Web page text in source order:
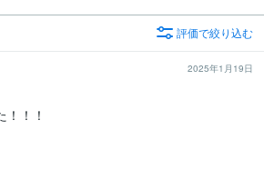
評価で絞り込む
2025年1月19日
！！